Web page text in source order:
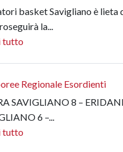
basket Savigliano è lieta
la...
tutto
Regionale Esordienti
SAVIGLIANO 8 –
6 –...
tutto